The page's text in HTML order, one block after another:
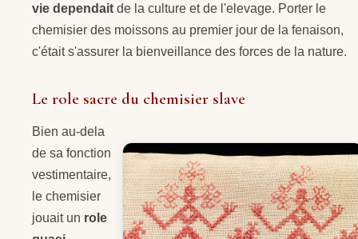
vie dependait de la culture et de l'elevage. Porter le
chemisier des moissons au premier jour de la fenaison,
c'était s'assurer la bienveillance des forces de la nature.
Le role sacre du chemisier slave
Bien au-dela
de sa fonction
vestimentaire,
le chemisier
jouait un role